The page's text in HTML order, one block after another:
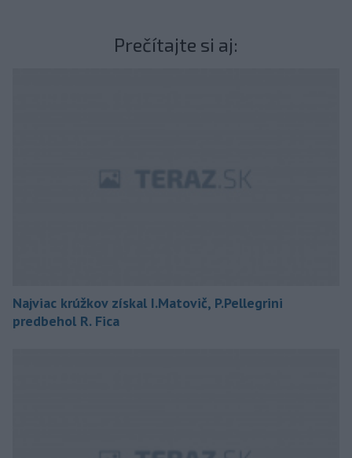
Prečítajte si aj:
Najviac krúžkov získal I.Matovič, P.Pellegrini
predbehol R. Fica